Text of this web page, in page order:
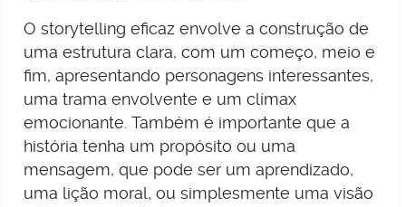
O storytelling eficaz envolve a construção de
uma estrutura clara, com um começo, meio e
fim, apresentando personagens interessantes,
uma trama envolvente e um clímax
emocionante. Também é importante que a
história tenha um propósito ou uma
mensagem, que pode ser um aprendizado,
uma lição moral, ou simplesmente uma visão